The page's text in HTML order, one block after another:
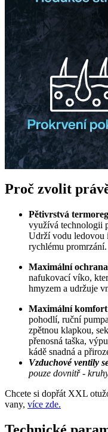
Proč zvolit
Pětivrstvá
využívá technologii
Udrží vodu ledovou
rychlému promrzání.
Maximální
nafukovací víko,
hmyzem a udržuje
Maximální
pohodlí, ruční
zpětnou klapkou,
přenosná taška,
kádě snadná a
Vzduchové ventily
pouze dovnitř -
Chcete si dopřát XXL
vany, více zde.